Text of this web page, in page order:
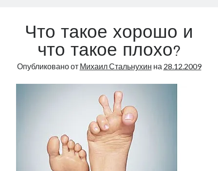
Что такое хорошо и
что такое плохо?
Опубликовано от Михаил Стальнухин на 28.12.2009